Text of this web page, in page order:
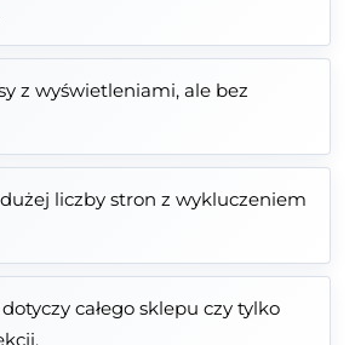
z wyświetleniami, ale bez
liczby stron z wykluczeniem
całego sklepu czy tylko